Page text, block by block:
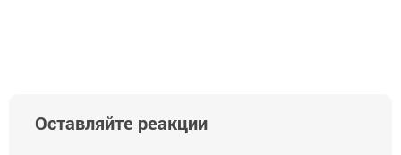
Оставляйте реакции